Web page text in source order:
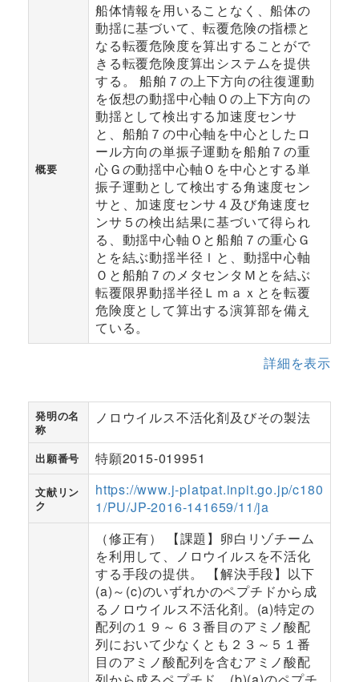
概要
船体情報を用いることなく、船体の
動揺に基づいて、転覆危険の指標と
なる転覆危険度を算出することがで
きる転覆危険度算出システムを提供
する。 船舶７の上下方向の往復運動
を仮想の動揺中心軸Ｏの上下方向の
動揺として検出する加速度センサ
と、船舶７の中心軸を中心としたロ
ール方向の単振子運動を船舶７の重
心Ｇの動揺中心軸Ｏを中心とする単
振子運動として検出する角速度セン
サと、加速度センサ４及び角速度セ
ンサ５の検出結果に基づいて得られ
る、動揺中心軸Ｏと船舶７の重心Ｇ
とを結ぶ動揺半径ｌと、動揺中心軸
Ｏと船舶７のメタセンタＭとを結ぶ
転覆限界動揺半径Ｌｍａｘとを転覆
危険度として算出する演算部を備え
ている。
詳細を表示
発明の名
称
ノロウイルス不活化剤及びその製法
出願番号 特願2015-019951
文献リン
ク
https://www.j-platpat.inpit.go.jp/c180
1/PU/JP-2016-141659/11/ja
（修正有） 【課題】卵白リゾチーム
を利用して、ノロウイルスを不活化
する手段の提供。 【解決手段】以下
(a)～(c)のいずれかのペプチドから成
るノロウイルス不活化剤。(a)特定の
配列の１９～６３番目のアミノ酸配
列において少なくとも２３～５１番
目のアミノ酸配列を含むアミノ酸配